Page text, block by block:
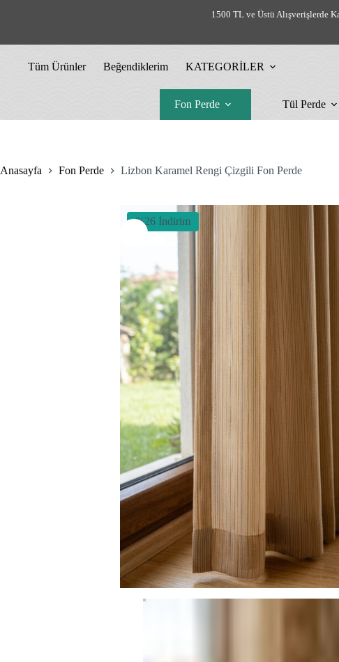
1500 TL ve Üstü Alışverişlerde
Tüm Ürünler Beğendiklerim KATEGORİLER
Fon Perde
Tül Perde
Anasayfa Fon Perde Lizbon Karamel Rengi Çizgili Fon Perde
%26 İndirim